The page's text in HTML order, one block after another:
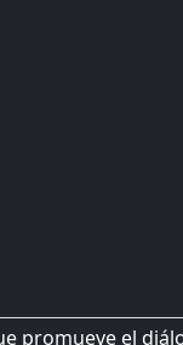
promueve el